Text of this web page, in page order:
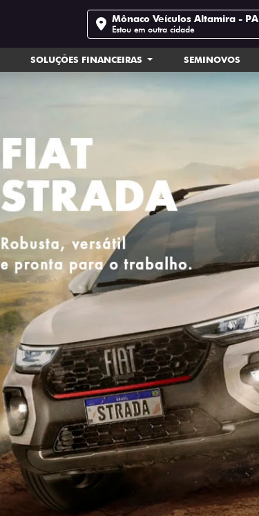
Mônaco Veículos Altamira - PA
Estou em outra cidade
SOLUÇÕES FINANCEIRAS SEMINOVOS